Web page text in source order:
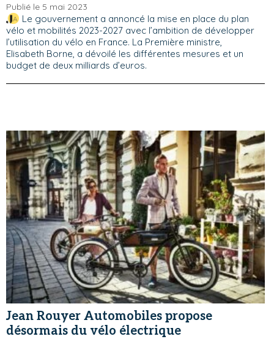
Publié le 5 mai 2023
Le gouvernement a annoncé la mise en place du plan
vélo et mobilités 2023-2027 avec l’ambition de développer
l’utilisation du vélo en France. La Première ministre,
Elisabeth Borne, a dévoilé les différentes mesures et un
budget de deux milliards d’euros.
Jean Rouyer Automobiles propose
désormais du vélo électrique